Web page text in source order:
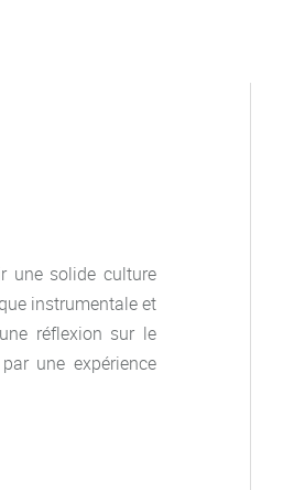
une solide culture
instrumentale et
réflexion sur le
une expérience